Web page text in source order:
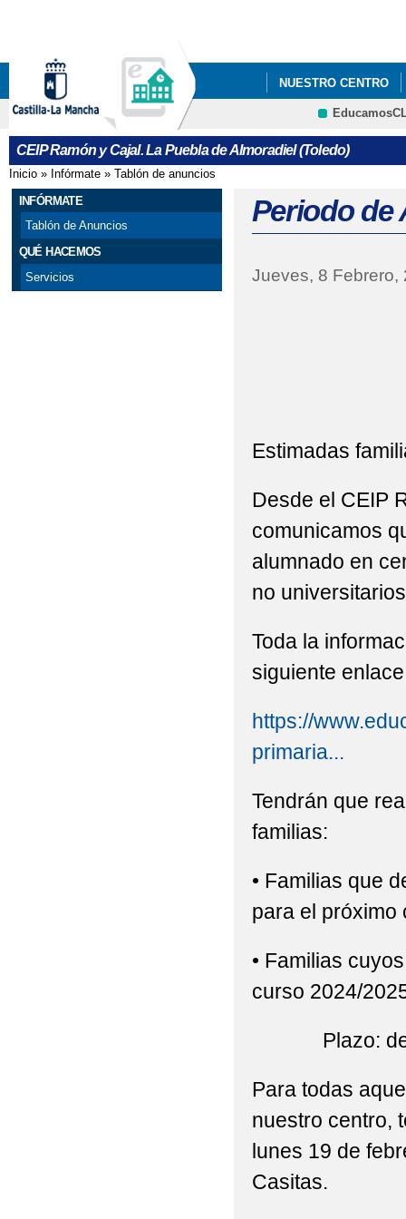
NUESTRO CENTRO
INFÓRMATE
ACTUACIÓN DE LA
BANCO DE LIBROS
CHARLAS SOBRE EL
CONVOCADA LA
FOTOS CEIP RAMÓN
GRADUACIÓN DE 6º
HORARIO DE
PROCESO DE
REUNIÓN
REUNIÓN
SEMANA DEL
CRFP
CEIP Ramón y Cajal. La Puebla de Almoradiel (Toledo)
Se encuentra usted aquí
Inicio » Infórmate » Tablón de anuncios
INFÓRMATE
Tablón de Anuncios
QUÉ HACEMOS
Servicios
Periodo de
Jueves, 8 Febrero,
Estimadas
Desde el CEIP
comunicamos
alumnado en
no
Toda la
siguiente
https://
primaria...
Tendrán que
familias:
• Familias que
para el
• Familias
curso 2024/
Plazo: del
Para todas
nuestro centro,
lunes 19 de
Casitas.